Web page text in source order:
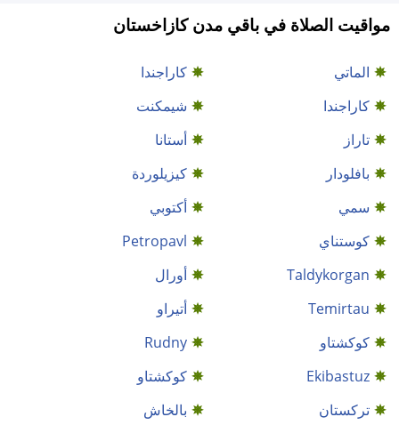
مواقيت الصلاة في باقي مدن كازاخستان
الماتي
كاراجندا
كاراجندا
شيمكنت
تاراز
أستانا
بافلودار
كيزيلوردة
سمي
أكتوبي
كوستناي
Petropavl
Taldykorgan
أورال
Temirtau
أتيراو
كوكشتاو
Rudny
Ekibastuz
كوكشتاو
ترکستان
بالخاش